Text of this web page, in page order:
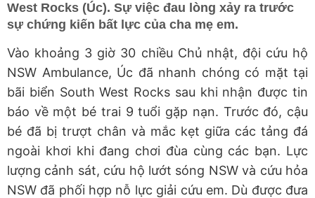
West Rocks (Úc). Sự việc đau lòng xảy ra trước
sự chứng kiến bất lực của cha mẹ em.
Vào khoảng 3 giờ 30 chiều Chủ nhật, đội cứu hộ
NSW Ambulance, Úc đã nhanh chóng có mặt tại
bãi biển South West Rocks sau khi nhận được tin
báo về một bé trai 9 tuổi gặp nạn. Trước đó, cậu
bé đã bị trượt chân và mắc kẹt giữa các tảng đá
ngoài khơi khi đang chơi đùa cùng các bạn. Lực
lượng cảnh sát, cứu hộ lướt sóng NSW và cứu hỏa
NSW đã phối hợp nỗ lực giải cứu em. Dù được đưa